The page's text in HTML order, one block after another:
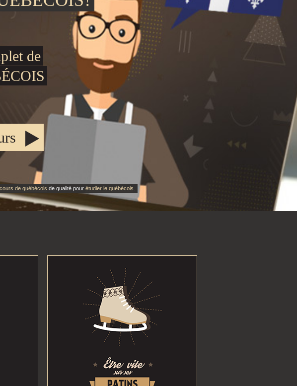
de
cours de québécois de qualité pour étudier le québécois